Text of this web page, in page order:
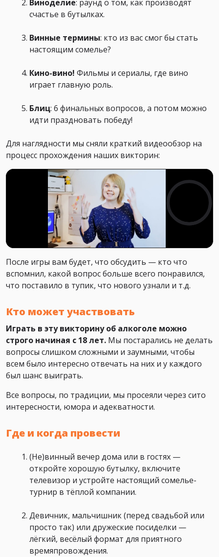
Виноделие: раунд о том, как производят
счастье в бутылках.
Винные термины: кто из вас смог бы стать
настоящим сомелье?
Кино-вино! Фильмы и сериалы, где вино
играет главную роль.
Блиц: 6 финальных вопросов, а потом можно
идти праздновать победу!
Для наглядности мы сняли краткий видеообзор на
процесс прохождения наших викторин:
После игры вам будет, что обсудить — кто что
вспомнил, какой вопрос больше всего понравился,
что поставило в тупик, что нового узнали и т.д.
Кто может участвовать
Играть в эту викторину об алкоголе можно
строго начиная с 18 лет. Мы постарались не делать
вопросы слишком сложными и заумными, чтобы
всем было интересно отвечать на них и у каждого
был шанс выиграть.
Все вопросы, по традиции, мы просеяли через сито
интересности, юмора и адекватности.
Где и когда провести
(Не)винный вечер дома или в гостях —
откройте хорошую бутылку, включите
телевизор и устройте настоящий сомелье-
турнир в тёплой компании.
Девичник, мальчишник (перед свадьбой или
просто так) или дружеские посиделки —
лёгкий, весёлый формат для приятного
времяпровождения.